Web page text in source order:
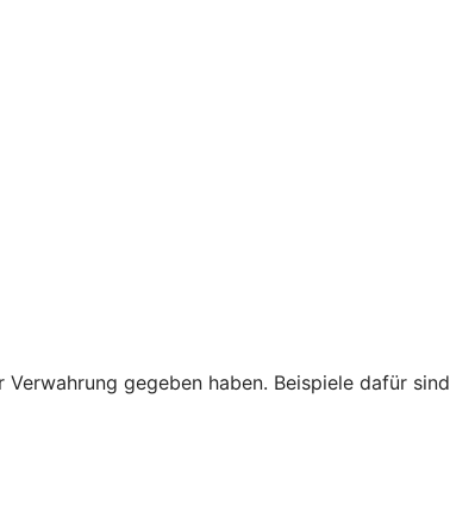
gegeben haben. Beispiele dafür sind